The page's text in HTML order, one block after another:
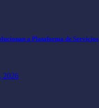
a Plataforma de Servicios
2026